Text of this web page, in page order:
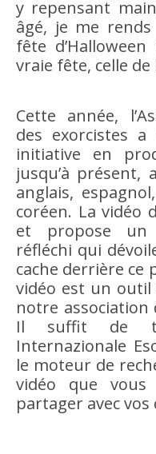
y repensant
âgé, je me
fête
vraie fête, celle
Cette année,
des exorcistes
initiative en
jusqu’à
anglais,
coréen. La vidéo
et propose un
réfléchi qui
cache derrière ce
vidéo est un
notre
Il suffit de
Internazionale
le moteur de
vidéo que vous
partager avec vos